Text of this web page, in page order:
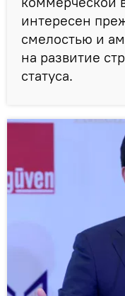
интересен
смелостью и
на развитие
статуса.